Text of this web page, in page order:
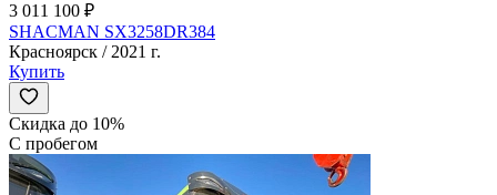
3 011 100 ₽
SHACMAN SX3258DR384
Красноярск / 2021 г.
Купить
Скидка до 10%
С пробегом